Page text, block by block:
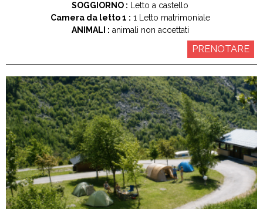
SOGGIORNO :
Letto a castello
Camera da letto 1 : 1
Letto matrimoniale
ANIMALI : animali non accettati
PRENOTARE